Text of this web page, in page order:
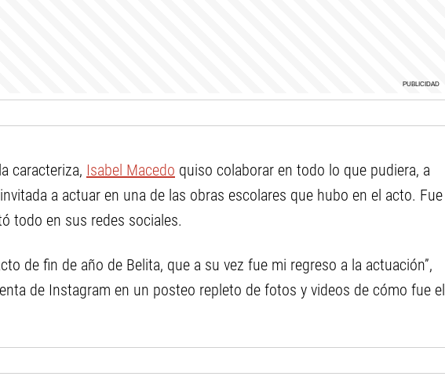
caracteriza, Isabel Macedo quiso colaborar en todo lo que pudiera, a
a actuar en una de las obras escolares que hubo en el acto. Fue
todo en sus redes sociales.
de fin de año de Belita, que a su vez fue mi regreso a la actuación”,
de Instagram en un posteo repleto de fotos y videos de cómo fue el